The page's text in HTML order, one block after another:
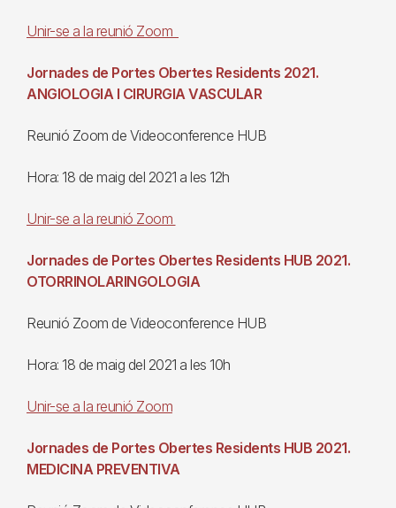
Unir-se a la reunió Zoom
Jornades de Portes Obertes Residents 2021.
ANGIOLOGIA I CIRURGIA VASCULAR
Reunió Zoom de Videoconference HUB
Hora: 18 de maig del 2021 a les 12h
Unir-se a la reunió Zoom
Jornades de Portes Obertes Residents HUB 2021.
OTORRINOLARINGOLOGIA
Reunió Zoom de Videoconference HUB
Hora: 18 de maig del 2021 a les 10h
Unir-se a la reunió Zoom
Jornades de Portes Obertes Residents HUB 2021.
MEDICINA PREVENTIVA